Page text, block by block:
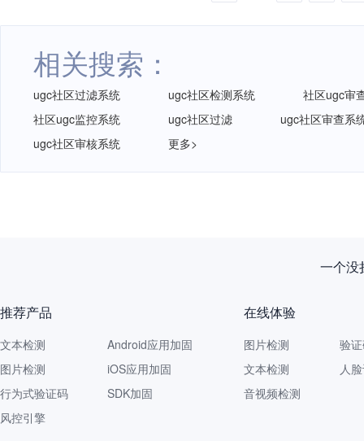
相关搜索：
ugc社区过滤系统 ugc社区检测系统
社区ugc审
社区ugc监控系统
ugc社区过滤
ugc社区审查系
ugc社区审核系统
更多>
一个没
推荐产品
文本检测
图片检测
行为式验证码
风控引擎
Android应用加固
iOS应用加固
SDK加固
在线体验
图片检测
文本检测
音视频检测
验
人